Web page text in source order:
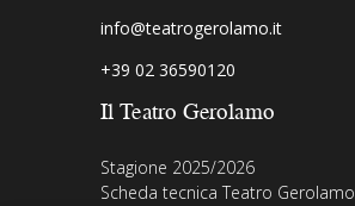
info@teatrogerolamo.it
+39 02 36590120
Il Teatro Gerolamo
Stagione 2025/2026
Scheda tecnica Teatro Gerolamo